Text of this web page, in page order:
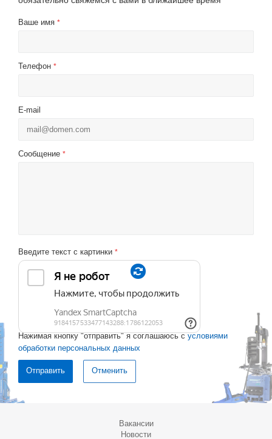
Ваше имя *
Телефон *
E-mail
Сообщение *
Введите текст с картинки *
Нажимая кнопку "отправить" я соглашаюсь с условиями
обработки персональных данных
Отменить
Вакансии
Новости